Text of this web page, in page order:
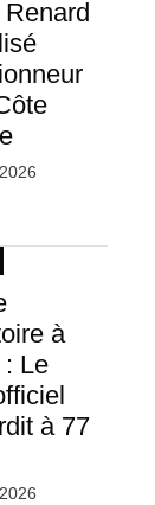
à
: Le
à 77